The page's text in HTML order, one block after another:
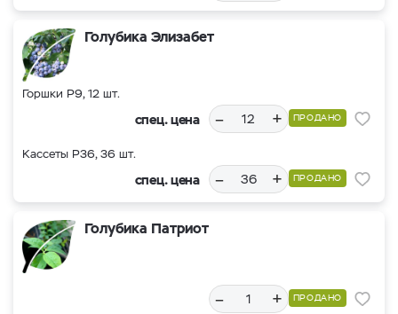
Голубика Элизабет
Горшки Р9, 12 шт.
спец. цена – + ПРОДАНО
Кассеты Р36, 36 шт.
спец. цена – + ПРОДАНО
Голубика Патриот
– + ПРОДАНО